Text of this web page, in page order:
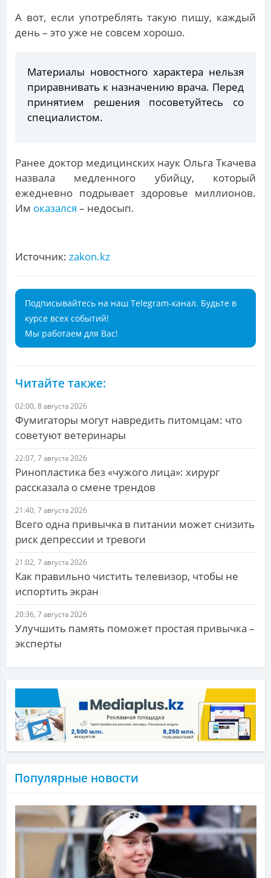
А вот, если употреблять такую пишу, каждый
день – это уже не совсем хорошо.
Материалы новостного характера нельзя
приравнивать к назначению врача. Перед
принятием решения посоветуйтесь со
специалистом.
Ранее доктор медицинских наук Ольга Ткачева
назвала медленного убийцу, который
ежедневно подрывает здоровье миллионов.
Им оказался – недосып.
Источник: zakon.kz
Подписывайтесь на наш Telegram-канал. Будьте в
курсе всех событий!
Мы работаем для Вас!
Читайте также:
02:00, 8 августа 2026
Фумигаторы могут навредить питомцам: что
советуют ветеринары
22:07, 7 августа 2026
Ринопластика без «чужого лица»: хирург
рассказала о смене трендов
21:40, 7 августа 2026
Всего одна привычка в питании может снизить
риск депрессии и тревоги
21:02, 7 августа 2026
Как правильно чистить телевизор, чтобы не
испортить экран
20:36, 7 августа 2026
Улучшить память поможет простая привычка –
эксперты
Популярные новости